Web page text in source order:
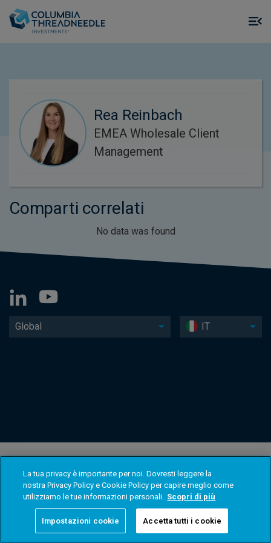
Rea Reinbach
EMEA Wholesale Client
Management
Comparti correlati
No data was found
Global IT
La tua privacy è importante per noi. Dovresti leggere la
nostra Privacy Policy e Cookie Policy per capire meglio come
utilizziamo le tue informazioni personali. Scopri di più
Impostazioni cookie Accetta tutti i cookie